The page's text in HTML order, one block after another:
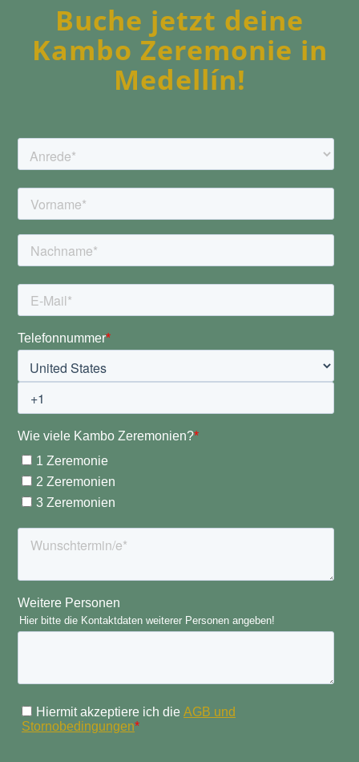
Buche jetzt deine
Kambo Zeremonie in
Medellín!